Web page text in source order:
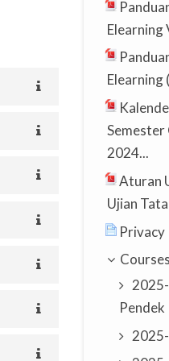
Elearning
Elearning
Semester
2024...
Aturan
Ujian
Privacy
Courses
Pendek